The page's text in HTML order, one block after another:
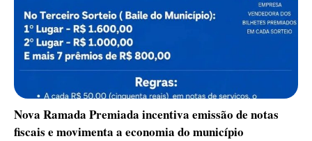
Nova Ramada Premiada incentiva emissão de notas
fiscais e movimenta a economia do município